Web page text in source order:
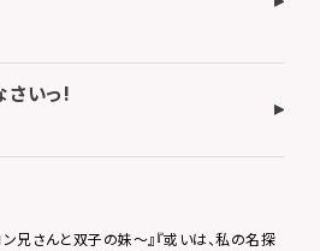
さいっ!
兄さんと双子の妹〜』『或いは、私の名探